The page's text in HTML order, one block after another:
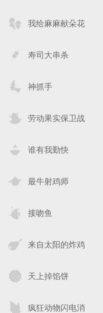
我给麻麻献朵花
寿司大串杀
神抓手
劳动果实保卫战
谁有我勤快
最牛射鸡师
接吻鱼
来自太阳的炸鸡
天上掉馅饼
疯狂动物闪电消